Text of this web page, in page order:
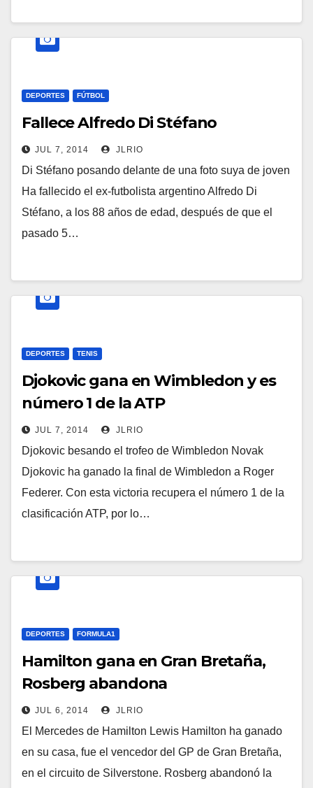
DEPORTES FÚTBOL
Fallece Alfredo Di Stéfano
JUL 7, 2014 JLRIO
Di Stéfano posando delante de una foto suya de joven
Ha fallecido el ex-futbolista argentino Alfredo Di
Stéfano, a los 88 años de edad, después de que el
pasado 5…
DEPORTES TENIS
Djokovic gana en Wimbledon y es
número 1 de la ATP
JUL 7, 2014 JLRIO
Djokovic besando el trofeo de Wimbledon Novak
Djokovic ha ganado la final de Wimbledon a Roger
Federer. Con esta victoria recupera el número 1 de la
clasificación ATP, por lo…
DEPORTES FORMULA1
Hamilton gana en Gran Bretaña,
Rosberg abandona
JUL 6, 2014 JLRIO
El Mercedes de Hamilton Lewis Hamilton ha ganado
en su casa, fue el vencedor del GP de Gran Bretaña,
en el circuito de Silverstone. Rosberg abandonó la